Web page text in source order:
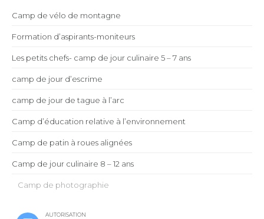
Camp de vélo de montagne
Formation d’aspirants-moniteurs
Les petits chefs- camp de jour culinaire 5 – 7 ans
camp de jour d’escrime
camp de jour de tague à l’arc
Camp d’éducation relative à l’environnement
Camp de patin à roues alignées
Camp de jour culinaire 8 – 12 ans
Camp de photographie
AUTORISATION